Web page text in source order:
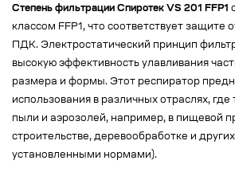
Степень фильтрации Спиротек VS 201 FFP1
классом FFP1, что соответствует защите
ПДК. Электростатический принцип
высокую эффективность улавливания
размера и формы. Этот респиратор
использования в различных отраслях,
пыли и аэрозолей, например, в пищевой
строительстве, деревообработке и
установленными нормами).